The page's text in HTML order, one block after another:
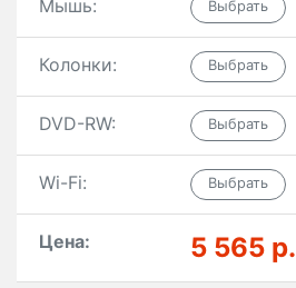
Мышь:
Колонки:
DVD-RW:
Wi-Fi:
Цена: 5 565 р.